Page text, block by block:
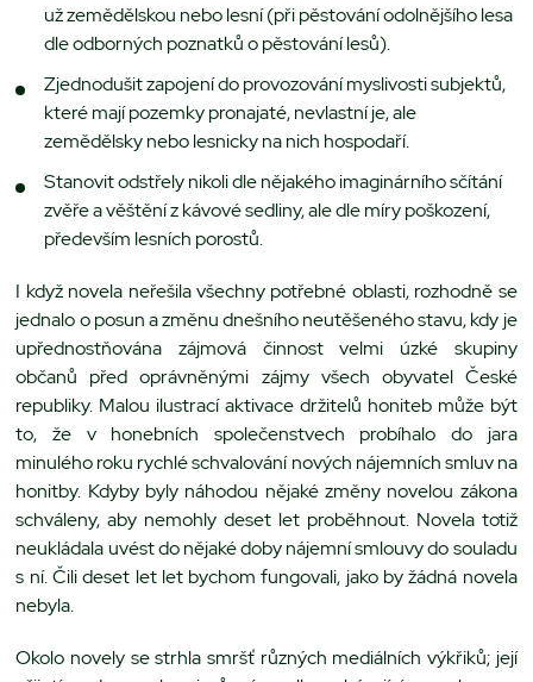
už zemědělskou nebo lesní (při pěstování odolnějšího lesa
dle odborných poznatků o pěstování lesů).
Zjednodušit zapojení do provozování myslivosti subjektů,
které mají pozemky pronajaté, nevlastní je, ale
zemědělsky nebo lesnicky na nich hospodaří.
Stanovit odstřely nikoli dle nějakého imaginárního sčítání
zvěře a věštění z kávové sedliny, ale dle míry poškození,
především lesních porostů.
I když novela neřešila všechny potřebné oblasti, rozhodně se
jednalo o posun a změnu dnešního neutěšeného stavu, kdy je
upřednostňována zájmová činnost velmi úzké skupiny
občanů před oprávněnými zájmy všech obyvatel České
republiky. Malou ilustrací aktivace držitelů honiteb může být
to, že v honebních společenstvech probíhalo do jara
minulého roku rychlé schvalování nových nájemních smluv na
honitby. Kdyby byly náhodou nějaké změny novelou zákona
schváleny, aby nemohly deset let proběhnout. Novela totiž
neukládala uvést do nějaké doby nájemní smlouvy do souladu
s ní. Čili deset let let bychom fungovali, jako by žádná novela
nebyla.
Okolo novely se strhla smršť různých mediálních výkřiků; její